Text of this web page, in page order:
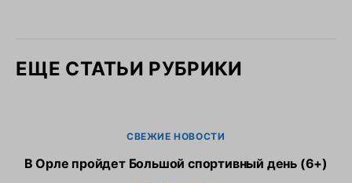
ЕЩЕ СТАТЬИ РУБРИКИ
СВЕЖИЕ НОВОСТИ
В Орле пройдет Большой спортивный день (6+)